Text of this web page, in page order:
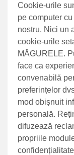
Cookie-urile
pe computer
nostru. Nici un
cookie-urile
MĂGURELE.
face ca
convenabilă
preferințelor
mod obișnuit
personală.
difuzează
propriile